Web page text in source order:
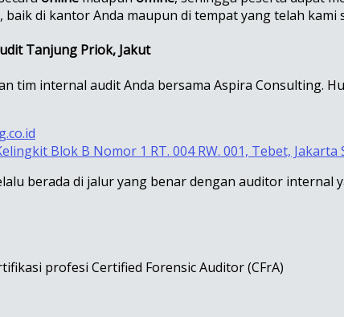
di kantor Anda maupun di tempat yang telah kami
Tanjung Priok, Jakut
tim internal audit Anda bersama Aspira Consulting.
Blok B Nomor 1 RT. 004 RW. 001, Tebet, Jakarta
berada di jalur yang benar dengan auditor internal
profesi Certified Forensic Auditor (CFrA)